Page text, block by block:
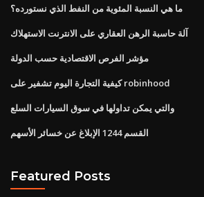
ما هي النسبة المئوية من النفط الذي نستورده؟
آلة حاسبة الرهن العقاري على الانترنت الاستهلاك
مؤشر الفرص الاقتصادية حسب الدولة
كيفية التجارة اليوم تشفير على robinhood
والتي يمكن تداولها في سوق السيارات السلع
القسم 1244 الإبلاغ عن خسائر الأسهم
Featured Posts